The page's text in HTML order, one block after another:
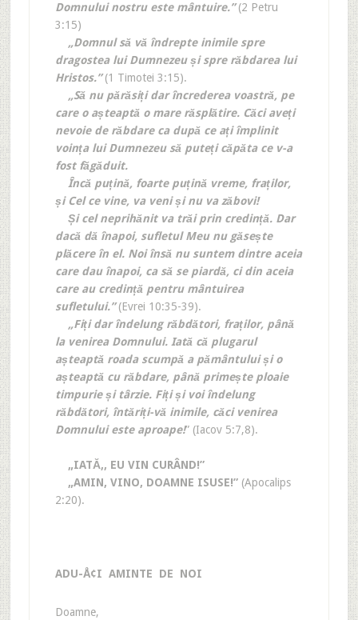
Domnului nostru este mântuire.”(2 Petru
3:15)
„Domnul să vă îndrepte inimile spre
dragostea lui Dumnezeu și spre răbdarea lui
Hristos.”(1 Timotei 3:15).
„Să nu părăsiți dar încrederea voastră, pe
care o așteaptă o mare răsplătire. Căci aveți
nevoie de răbdare ca după ce ați împlinit
voința lui Dumnezeu să puteți căpăta ce v-a
fost făgăduit.
Încă puțină, foarte puțină vreme, fraților,
și Cel ce vine, va veni și nu va zăbovi!
Și cel neprihănit va trăi prin credință. Dar
dacă dă înapoi, sufletul Meu nu găsește
plăcere în el. Noi însă nu suntem dintre aceia
care dau înapoi, ca să se piardă, ci din aceia
care au credință pentru mântuirea
sufletului.”(Evrei 10:35-39).
„Fiți dar îndelung răbdători, fraților, până
la venirea Domnului. Iată că plugarul
așteaptă roada scumpă a pământului și o
așteaptă cu răbdare, până primește ploaie
timpurie și târzie. Fiți și voi îndelung
răbdători, întăriți-vă inimile, căci venirea
Domnului este aproape!” (Iacov 5:7,8).
„IATĂ‚, EU VIN CURÂND!”
„AMIN, VINO, DOAMNE ISUSE!”(Apocalips
2:20).
ADU-Å¢I AMINTE DE NOI
Doamne,